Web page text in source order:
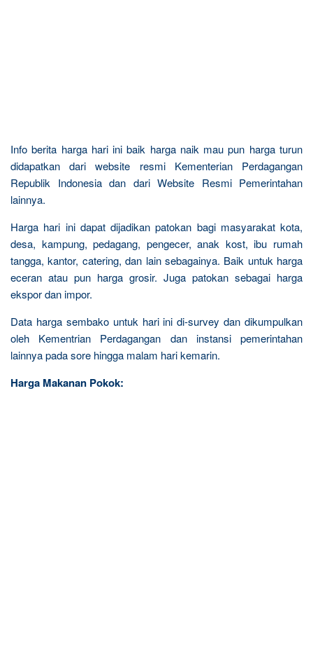
Info berita harga hari ini baik harga naik mau pun harga turun
didapatkan dari website resmi Kementerian Perdagangan
Republik Indonesia dan dari Website Resmi Pemerintahan
lainnya.
Harga hari ini dapat dijadikan patokan bagi masyarakat kota,
desa, kampung, pedagang, pengecer, anak kost, ibu rumah
tangga, kantor, catering, dan lain sebagainya. Baik untuk harga
eceran atau pun harga grosir. Juga patokan sebagai harga
ekspor dan impor.
Data harga sembako untuk hari ini di-survey dan dikumpulkan
oleh Kementrian Perdagangan dan instansi pemerintahan
lainnya pada sore hingga malam hari kemarin.
Harga Makanan Pokok: